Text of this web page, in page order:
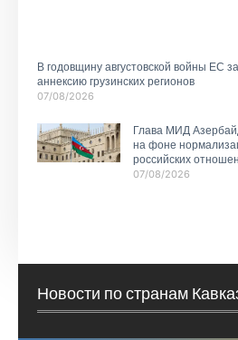
В годовщину августовской войны ЕС
аннексию грузинских регионов
07/08/2026
Глава МИД
на фоне
российских
07/08/2026
Новости по странам